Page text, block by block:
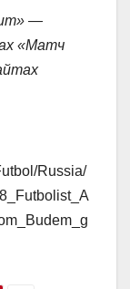
—
«Матч
Russia/